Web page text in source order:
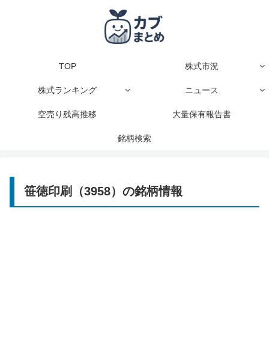
TOP 株式市況
株式ランキング ニュース
空売り残高推移 大量保有報告書
銘柄検索
笹徳印刷（3958）の銘柄情報